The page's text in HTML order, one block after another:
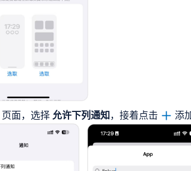
页面，选择允许下列通知，接着点击 添